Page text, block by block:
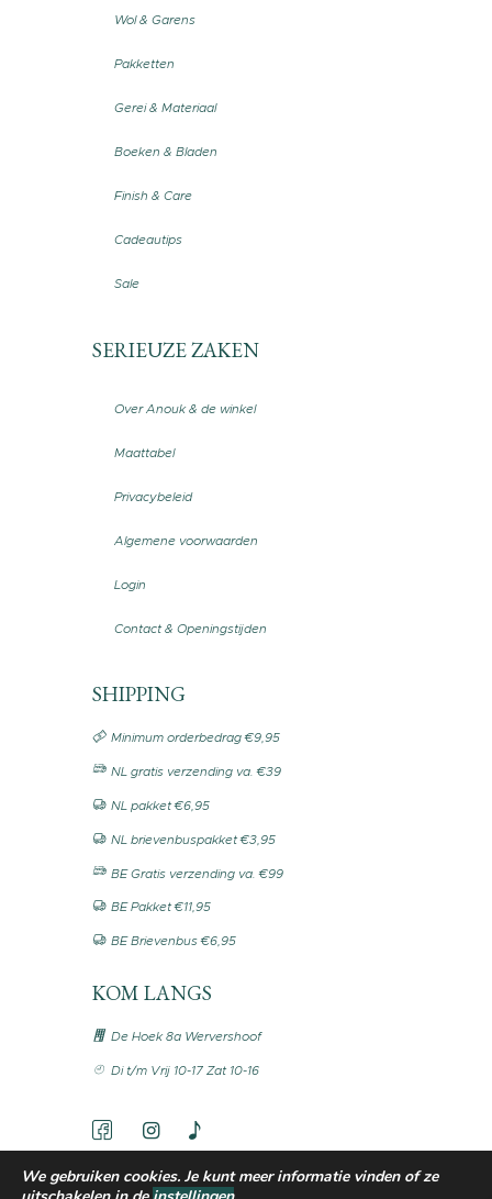
Wol & Garens
Pakketten
Gerei & Materiaal
Boeken & Bladen
Finish & Care
Cadeautips
Sale
SERIEUZE ZAKEN
Over Anouk & de winkel
Maattabel
Privacybeleid
Algemene voorwaarden
Login
Contact & Openingstijden
SHIPPING
Minimum orderbedrag €9,95
NL gratis verzending va. €39
NL pakket €6,95
NL brievenbuspakket €3,95
BE Gratis verzending va. €99
BE Pakket €11,95
BE Brievenbus €6,95
KOM LANGS
De Hoek 8a Wervershoof
Di t/m Vrij 10-17 Zat 10-16
We gebruiken cookies. Je kunt meer informatie vinden of ze